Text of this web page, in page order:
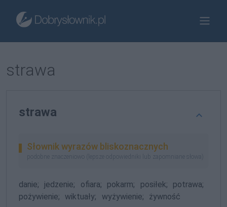
strawa
strawa
Słownik wyrazów bliskoznacznych
podobne znaczeniowo (lepsze odpowiedniki lub zapomniane słowa)
danie; jedzenie; ofiara; pokarm; posiłek;
potrawa;
pożywienie; wiktuały; wyżywienie;
żywność